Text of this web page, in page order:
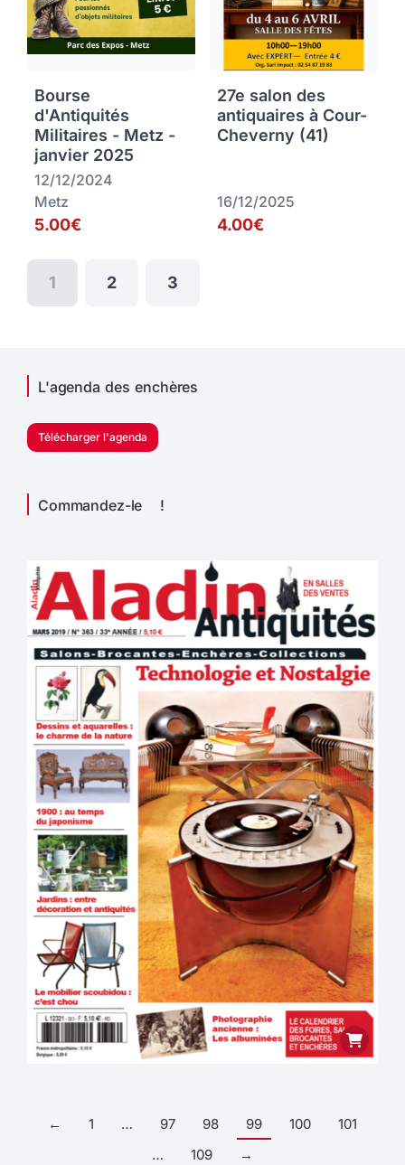
Bourse
d'Antiquités
Militaires - Metz -
janvier 2025
12/12/2024
Metz
5.00€
27e salon des
antiquaires à Cour-
Cheverny (41)
16/12/2025
4.00€
1 2 3
L'agenda des enchères
Télécharger l'agenda
Commandez-le !
← 1 … 97 98 99 100
101
…
109 →